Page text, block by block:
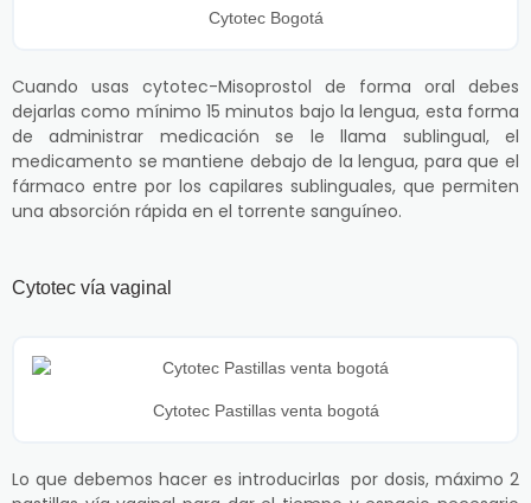
Cytotec Bogotá
Cuando usas cytotec-Misoprostol de forma oral debes
dejarlas como mínimo 15 minutos bajo la lengua, esta forma
de administrar medicación se le llama sublingual, el
medicamento se mantiene debajo de la lengua, para que el
fármaco entre por los capilares sublinguales, que permiten
una absorción rápida en el torrente sanguíneo.
Cytotec vía vaginal
Cytotec Pastillas venta bogotá
Lo que debemos hacer es introducirlas por dosis, máximo 2